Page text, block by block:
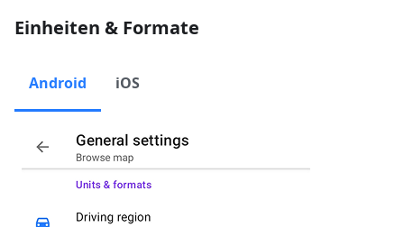
Einheiten & Formate
Android iOS